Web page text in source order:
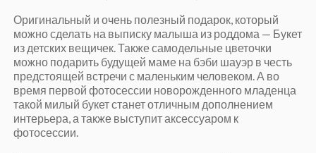
Оригинальный и очень полезный подарок, который
можно сделать на выписку малыша из роддома — Букет
из детских вещичек. Также самодельные цветочки
можно подарить будущей маме на бэби шауэр в честь
предстоящей встречи с маленьким человеком. А во
время первой фотосессии новорожденного младенца
такой милый букет станет отличным дополнением
интерьера, а также выступит аксессуаром к
фотосессии.